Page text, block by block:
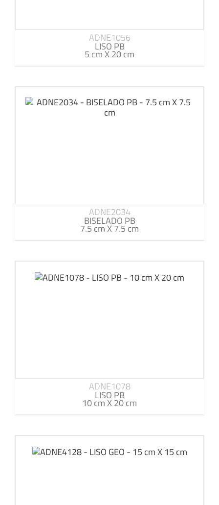
ADNE1056
LISO PB
5 cm X 20 cm
ADNE2034
BISELADO PB
7.5 cm X 7.5 cm
ADNE1078
LISO PB
10 cm X 20 cm